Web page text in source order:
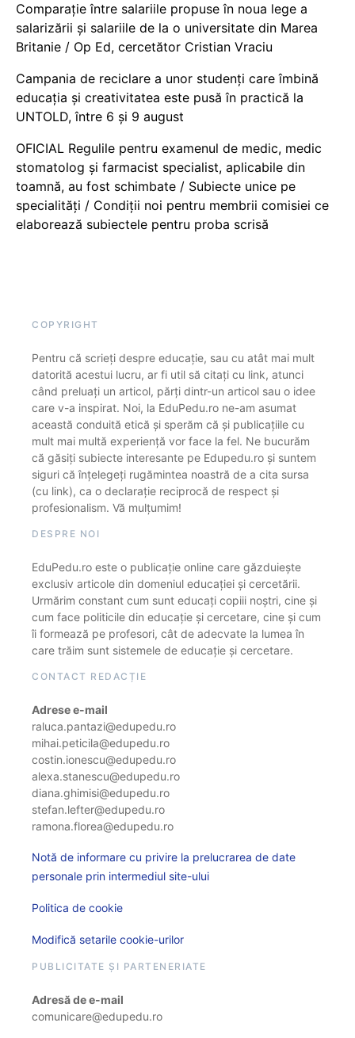
Comparație între salariile propuse în noua lege a
salarizării și salariile de la o universitate din Marea
Britanie / Op Ed, cercetător Cristian Vraciu
Campania de reciclare a unor studenți care îmbină
educația și creativitatea este pusă în practică la
UNTOLD, între 6 și 9 august
OFICIAL Regulile pentru examenul de medic, medic
stomatolog și farmacist specialist, aplicabile din
toamnă, au fost schimbate / Subiecte unice pe
specialități / Condiții noi pentru membrii comisiei ce
elaborează subiectele pentru proba scrisă
COPYRIGHT
Pentru că scrieți despre educație, sau cu atât mai mult
datorită acestui lucru, ar fi util să citați cu link, atunci
când preluați un articol, părți dintr-un articol sau o idee
care v-a inspirat. Noi, la EduPedu.ro ne-am asumat
această conduită etică și sperăm că și publicațiile cu
mult mai multă experiență vor face la fel. Ne bucurăm
că găsiți subiecte interesante pe Edupedu.ro și suntem
siguri că înțelegeți rugămintea noastră de a cita sursa
(cu link), ca o declarație reciprocă de respect și
profesionalism. Vă mulțumim!
DESPRE NOI
EduPedu.ro este o publicație online care găzduiește
exclusiv articole din domeniul educației și cercetării.
Urmărim constant cum sunt educați copiii noștri, cine și
cum face politicile din educație și cercetare, cine și cum
îi formează pe profesori, cât de adecvate la lumea în
care trăim sunt sistemele de educație și cercetare.
CONTACT REDACȚIE
Adrese e-mail
raluca.pantazi@edupedu.ro
mihai.peticila@edupedu.ro
costin.ionescu@edupedu.ro
alexa.stanescu@edupedu.ro
diana.ghimisi@edupedu.ro
stefan.lefter@edupedu.ro
ramona.florea@edupedu.ro
Notă de informare cu privire la prelucrarea de date
personale prin intermediul site-ului
Politica de cookie
Modifică setarile cookie-urilor
PUBLICITATE ȘI PARTENERIATE
Adresă de e-mail
comunicare@edupedu.ro